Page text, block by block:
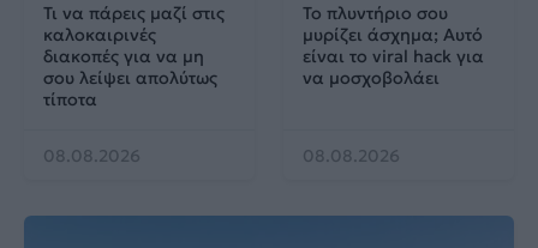
Τι να πάρεις μαζί στις
καλοκαιρινές
διακοπές για να μη
σου λείψει απολύτως
τίποτα
08.08.2026
Το πλυντήριο σου
μυρίζει άσχημα; Αυτό
είναι το viral hack για
να μοσχοβολάει
08.08.2026